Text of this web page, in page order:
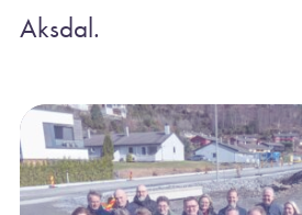
Aksdal.